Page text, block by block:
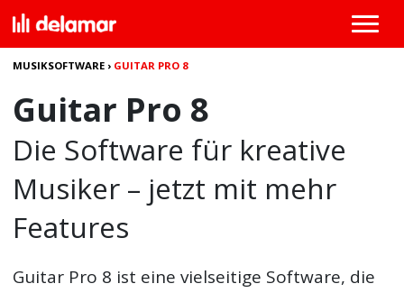
MUSIKSOFTWARE › GUITAR PRO 8
Guitar Pro 8
Die Software für kreative
Musiker – jetzt mit mehr
Features
Guitar Pro 8 ist eine vielseitige Software, die